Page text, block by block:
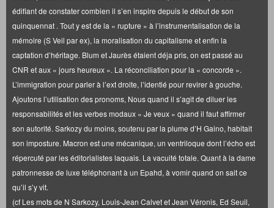
édifiant de constater combien il s’en inspire depuis le début de son
quinquennat . Tout y est de la « rupture » à l’instrumentalisation de la
mémoire (S Veil par ex), la moralisation du capitalisme et enfin la
captation d’héritage. Blum et Jaurès étaient déja pris, on est passé au
CNR et aux « jours heureux ». La réconciliation pour la « concorde ».
L’immigration pour parler à l’ext droite, l’identié pour revirer à gouche.
Ajoutons l’utilisation des pronoms, Nous quand il s’agit de diluer les
responsabilités et les verbes modaux « Je veux » quand il faut affirmer
son autorité. Sarkozy du moins, soutenu par la plume d’H Gaino, habitait
son imposture. Macron est une mécanique, un ventriloque dont l’écho est
répercuté par les éditorialistes laquais. La vacuité totale. Quant à la dame
patronnesse de luxe téléphonant à un Epahd, à vomir quand on sait ce
qu’il s’y vit.
(cf Les mots de N Sarkozy, Louis-Jean Calvet et Jean Véronis, Ed Seuil,